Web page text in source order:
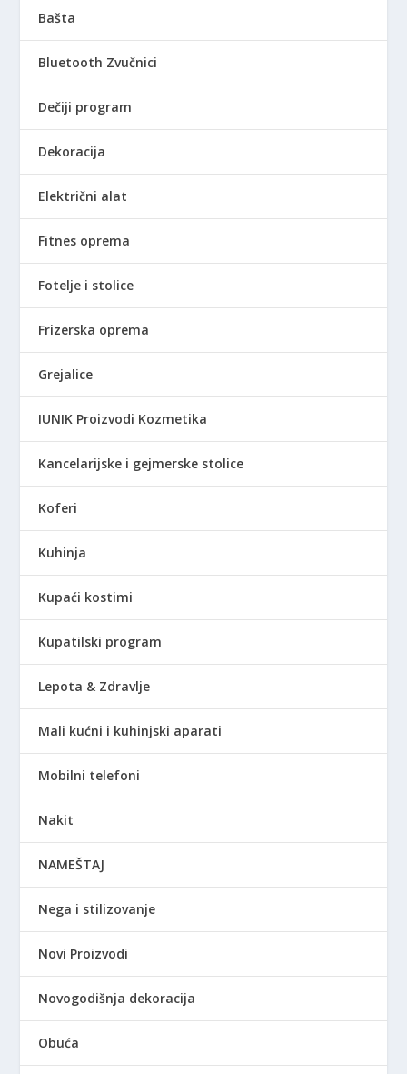
Bašta
Bluetooth Zvučnici
Dečiji program
Dekoracija
Električni alat
Fitnes oprema
Fotelje i stolice
Frizerska oprema
Grejalice
IUNIK Proizvodi Kozmetika
Kancelarijske i gejmerske stolice
Koferi
Kuhinja
Kupaći kostimi
Kupatilski program
Lepota & Zdravlje
Mali kućni i kuhinjski aparati
Mobilni telefoni
Nakit
NAMEŠTAJ
Nega i stilizovanje
Novi Proizvodi
Novogodišnja dekoracija
Obuća